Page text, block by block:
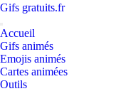
Gifs gratuits.fr
Accueil
Gifs animés
Emojis animés
Cartes animées
Outils